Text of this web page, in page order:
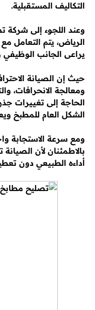
التكاليف المستقبلية.
وعند اللجوء إلى
الرياض، يتم التعامل
يراعى الجانب الوظيفي
حيث إن الصيانة
ومعالجة الانحرافات،
الحاجة إلى تغييرات
الشكل العام للمطبخ
ومع سرعة الاستجابة
بالاطمئنان لأن
أداءه الطبيعي دون